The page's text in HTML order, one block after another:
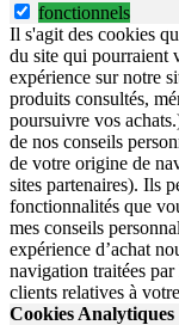
fonctionnels
Il s'agit des cookies
du site qui pourraient
expérience sur notre
produits consultés,
poursuivre vos
de nos conseils
de votre origine de
sites partenaires). Ils
fonctionnalités que
mes conseils
expérience d’achat
navigation traitées par
clients relatives à
Cookies Analytiques